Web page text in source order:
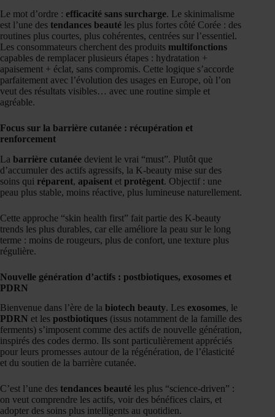
Le mot d’ordre : efficacité sans surcharge. Le skinimalisme
est l’une des tendances beauté les plus fortes côté Corée : des
routines plus courtes, plus cohérentes, centrées sur l’essentiel.
Les consommateurs cherchent des produits multifonctions
capables de remplacer plusieurs étapes : hydratation +
apaisement + éclat, sans compromis. Cette logique s’accorde
parfaitement avec l’évolution des usages en Europe, où l’on
veut des résultats visibles… avec une routine simple et
agréable.
Focus sur la barrière cutanée : récupération et
renforcement
La barrière cutanée devient le vrai “must”. Plutôt que
d’accumuler des actifs agressifs, la K-beauty mise sur des
soins qui réparent, apaisent et protègent. Objectif : une
peau plus stable, moins réactive, plus lumineuse naturellement.
Cette approche “skin health first” fait partie des K-beauty
trends les plus durables, car elle améliore la peau sur le long
terme : moins de rougeurs, plus de confort, une texture plus
régulière.
Nouvelle génération d’actifs : postbiotiques, exosomes et
PDRN
Bienvenue dans l’ère de la biotech beauty. Les exosomes, le
PDRN et les postbiotiques (issus notamment de la famille des
ferments) s’imposent comme des actifs de nouvelle génération,
inspirés des codes dermo. Ils sont particulièrement appréciés
pour leurs promesses autour de la régénération, de l’élasticité
et du soutien de la barrière cutanée.
C’est l’une des tendances beauté les plus “science-driven” :
on veut comprendre les actifs, voir des bénéfices clairs, et
adopter des soins plus intelligents au quotidien.